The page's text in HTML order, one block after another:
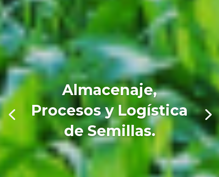
Almacenaje,
Procesos y Logística
de Semillas.